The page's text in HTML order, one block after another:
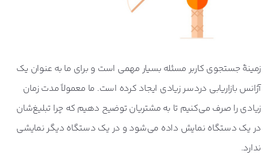
زمینۀ جستجوی کاربر مسئله بسیار مهمی است و برای ما به عنوان یک
آژانس بازاریابی دردسر زیادی ایجاد کرده است. ما معمولاً مدت زمان
زیادی را صرف می‌کنیم تا به مشتریان توضیح دهیم که چرا تبلیغ‌شان
در یک دستگاه نمایش داده می‌شود و در یک دستگاه دیگر نمایشی
ندارد.